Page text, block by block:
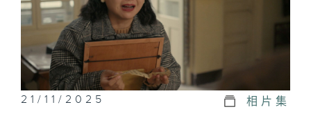
21/11/2025 相片集